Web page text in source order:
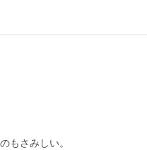
もさみしい。